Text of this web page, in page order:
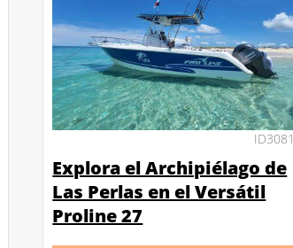
ID3081
Explora el Archipiélago de
Las Perlas en el Versátil
Proline 27